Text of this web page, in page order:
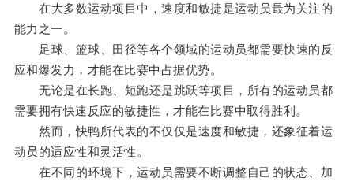
在大多数运动项目中，速度和敏捷是运动员最为关注的
能力之一。
足球、篮球、田径等各个领域的运动员都需要快速的反
应和爆发力，才能在比赛中占据优势。
无论是在长跑、短跑还是跳跃等项目，所有的运动员都
需要拥有快速反应的敏捷性，才能在比赛中取得胜利。
然而，快鸭所代表的不仅仅是速度和敏捷，还象征着运
动员的适应性和灵活性。
在不同的环境下，运动员需要不断调整自己的状态、加